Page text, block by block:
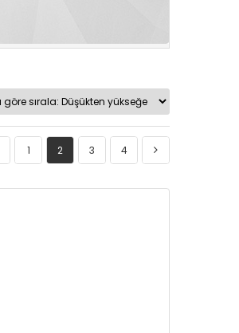
1 2 3 4